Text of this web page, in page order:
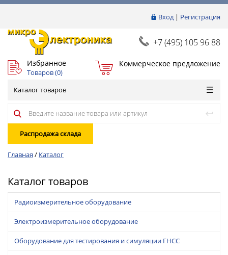
Вход| Регистрация
+7 (495) 105 96 88
Избранное
Товаров (0)
Коммерческое предложение
Каталог товаров
Распродажа склада
Главная / Каталог
Каталог товаров
Радиоизмерительное оборудование
Электроизмерительное оборудование
Оборудование для тестирования и симуляции ГНСС